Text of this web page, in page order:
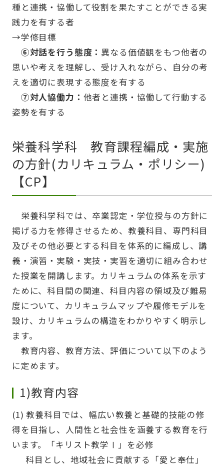
種と連携・協働して役割を果たすことができる実
践力を有する者
→学修目標
⑥対話を行う態度： 異なる価値観をもつ他者の
思いや考えを理解し、受け入れながら、自分の考
えを適切に表現する態度を有する
⑦対人協働力： 他者と連携・協働して行動する
姿勢を有する
栄養科学科 教育課程編成・実施
の方針(カリキュラム・ポリシー)
【CP】
栄養科学科では、卒業認定・学位授与の方針に
掲げる力を修得させるため、教養科目、専門科目
及びその他必要とする科目を体系的に編成し、講
義・演習・実験・実技・実習を適切に組み合わせ
た授業を開講します。カリキュラムの体系を示す
ために、科目間の関連、科目内容の領域及び難易
度について、カリキュラムマップや履修モデルを
設け、カリキュラムの構造をわかりやすく明示し
ます。
教育内容、教育方法、評価について以下のよう
に定めます。
1)教育内容
(1) 教養科目では、幅広い教養と基礎的技能の修
得を目指し、人間性と社会性を涵養する教育を行
います。「キリスト教学Ⅰ」を必修
科目とし、地域社会に貢献する「愛と奉仕」